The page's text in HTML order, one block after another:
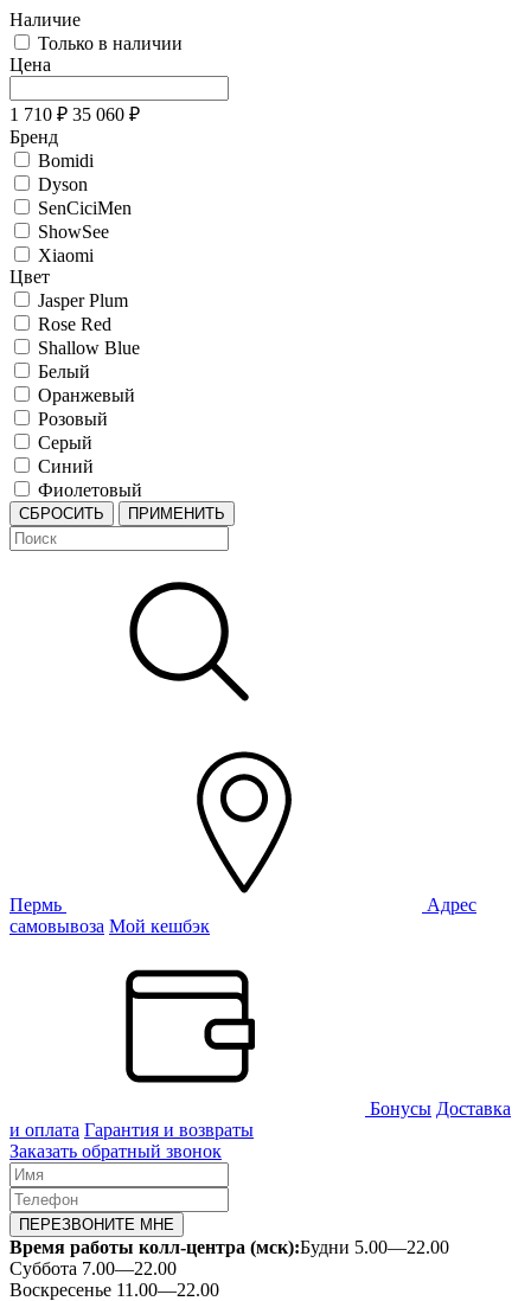
Наличие
Только в наличии
Цена
1 710 ₽ 35 060 ₽
Бренд
Bomidi
Dyson
SenCiciMen
ShowSee
Xiaomi
Цвет
Jasper Plum
Rose Red
Shallow Blue
Белый
Оранжевый
Розовый
Серый
Синий
Фиолетовый
СБРОСИТЬ ПРИМЕНИТЬ
Пермь
Адрес
самовывоза Мой кешбэк
Бонусы Доставка
и оплата Гарантия и возвраты
Заказать обратный звонок
ПЕРЕЗВОНИТЕ МНЕ
Время работы колл-центра (мск):Будни 5.00—22.00
Суббота 7.00—22.00
Воскресенье 11.00—22.00